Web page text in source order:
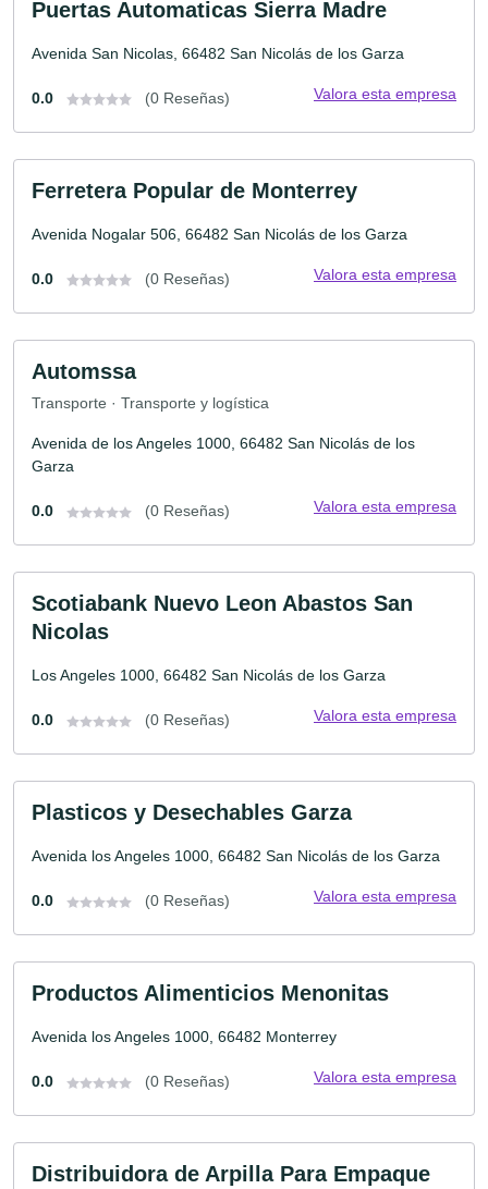
Puertas Automaticas Sierra Madre
Avenida San Nicolas, 66482 San Nicolás de los Garza
0.0 (0 Reseñas) Valora esta empresa
Ferretera Popular de Monterrey
Avenida Nogalar 506, 66482 San Nicolás de los Garza
0.0 (0 Reseñas) Valora esta empresa
Automssa
Transporte · Transporte y logística
Avenida de los Angeles 1000, 66482 San Nicolás de los
Garza
0.0 (0 Reseñas) Valora esta empresa
Scotiabank Nuevo Leon Abastos San
Nicolas
Los Angeles 1000, 66482 San Nicolás de los Garza
0.0 (0 Reseñas) Valora esta empresa
Plasticos y Desechables Garza
Avenida los Angeles 1000, 66482 San Nicolás de los Garza
0.0 (0 Reseñas) Valora esta empresa
Productos Alimenticios Menonitas
Avenida los Angeles 1000, 66482 Monterrey
0.0 (0 Reseñas) Valora esta empresa
Distribuidora de Arpilla Para Empaque